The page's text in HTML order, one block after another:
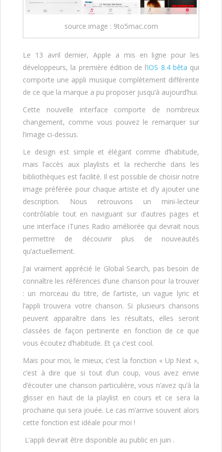
source image : 9to5mac.com
Le 13 avril dernier, Apple a mis en ligne pour les
développeurs, la première édition de l’iOS 8.4 bêta qui
comporte une appli musique complètement différente
de ce que la marque a pu proposer jusqu’à aujourd’hui.
Cette nouvelle interface comporte de nombreux
changement, comme vous pouvez le remarquer sur
l’image ci-dessus.
Le design est simple et élégant comme d’habitude,
mais l’accès aux playlists et la recherche dans les
bibliothèques est facilité. Il est possible de choisir notre
image préférée pour chaque artiste et d’y ajouter une
description. Nous retrouvons un mini-lecteur
contrôlable tout en naviguant sur d’autres pages et
une interface iTunes Radio améliorée qui devrait nous
permettre de découvrir plus de nouveautés
qu’actuellement.
J’ai vraiment apprécié le Global Search, pas besoin de
connaître les références d’une chanson pour la trouver
: un morceau du titre, de l’artiste, un vague lyric et
l’appli trouvera votre chanson. Si plusieurs chansons
peuvent apparaître dans les résultats, elles seront
classées de façon pertinente en fonction de ce que
vous écoutez d’habitude. Et ça c’est cool.
Mais pour moi, le mieux, c’est la fonction « Up Next »,
c’est à dire que si tout d’un coup, vous avez envie
d’écouter une chanson particulière, vous n’avez qu’à la
glisser en haut de la playlist en cours et ce sera la
prochaine qui sera jouée. Le cas m’arrive souvent alors
cette fonction est idéale pour moi !
L’appli devrait être disponible au public en juin .